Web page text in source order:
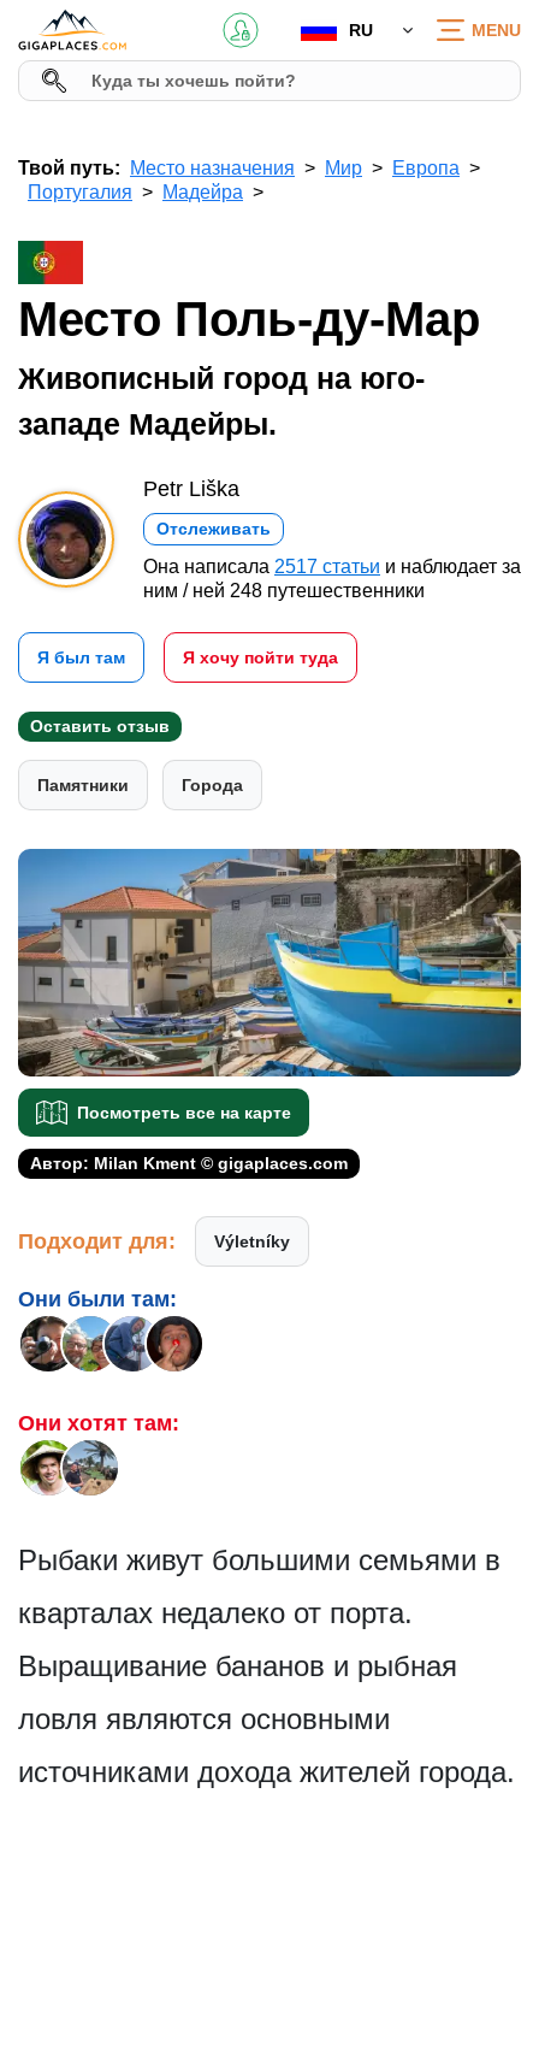
RU MENU
Твой путь: Место назначения Мир
Европа
Португалия
Мадейра
Место Поль-ду-Мар
Живописный город на юго-
западе Мадейры.
Petr Liška
Отслеживать
Она написала 2517 статьи и наблюдает за
ним / ней 248 путешественники
Я был там Я хочу пойти туда
Оставить отзыв
Памятники Города
Посмотреть все на карте
Автор: Milan Kment © gigaplaces.com
Подходит для: Výletníky
Они были там:
Они хотят там:
Рыбаки живут большими семьями в
кварталах недалеко от порта.
Выращивание бананов и рыбная
ловля являются основными
источниками дохода жителей города.